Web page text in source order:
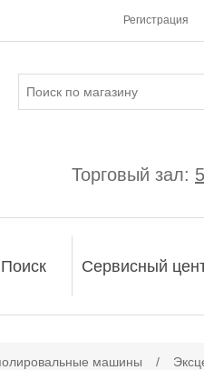
Регистрация
Торговый зал:
Поиск Сервисный
машины /